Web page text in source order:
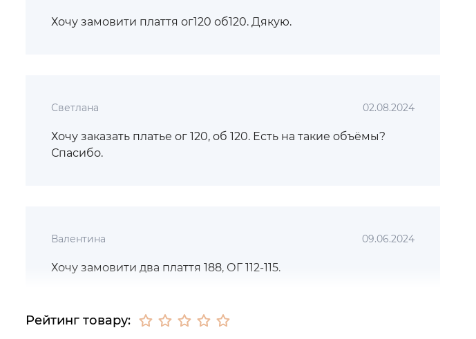
Хочу замовити плаття ог120 об120. Дякую.
Светлана 02.08.2024
Хочу заказать платье ог 120, об 120. Есть на такие объёмы?
Спасибо.
Валентина 09.06.2024
Хочу замовити два плаття 188, ОГ 112-115.
Рейтинг товару: